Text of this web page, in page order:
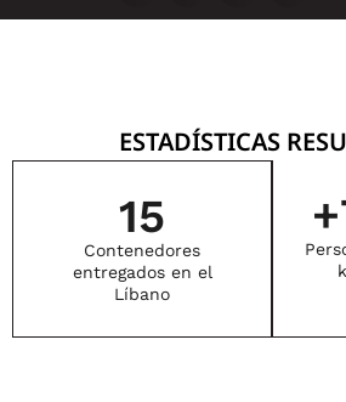
ESTADÍSTICAS
Contenedores
entregados en el
Líbano
15 +